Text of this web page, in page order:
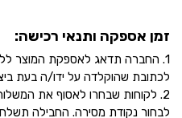
זמן אספקה ותנאי רכישה:
לכתובת שהוקלדה על ידו/ה בעת
2. לקוחות שבחרו לאסוף את
לבחור נקודת מסירה. החבילה